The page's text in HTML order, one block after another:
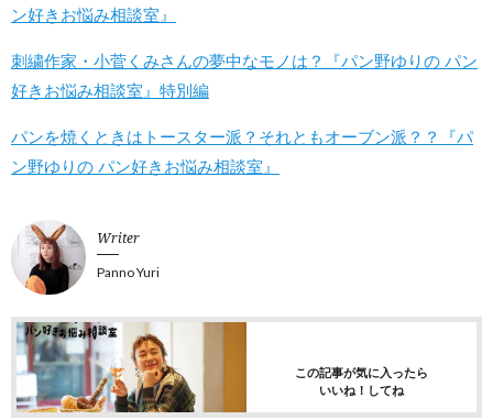
ン好きお悩み相談室』
刺繍作家・小菅くみさんの夢中なモノは？『パン野ゆりの パン
好きお悩み相談室』特別編
パンを焼くときはトースター派？それともオーブン派？？『パ
ン野ゆりの パン好きお悩み相談室』
Writer
Panno Yuri
この記事が気に入ったら
いいね！してね